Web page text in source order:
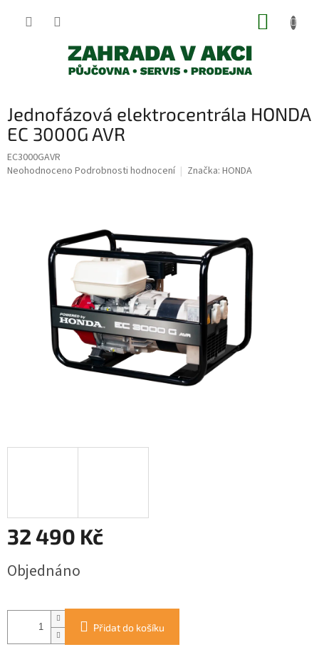
Jednofázová elektrocentrála HONDA
EC 3000G AVR
EC3000GAVR
Průměrné
hvězdiček.
Neohodnoceno Podrobnosti hodnocení Značka: HONDA
32 490 Kč
cena:
Objednáno
Přidat do košíku